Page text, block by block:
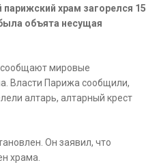
храм загорелся 15
объята несущая
сообщают мировые
Власти Парижа сообщили,
алтарь, алтарный крест
Он заявил, что
храма.